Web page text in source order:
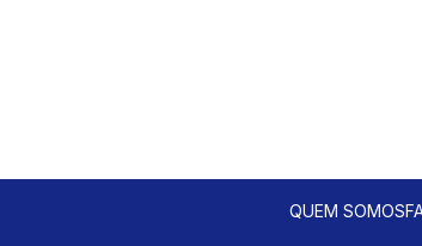
QUEM SOMOS